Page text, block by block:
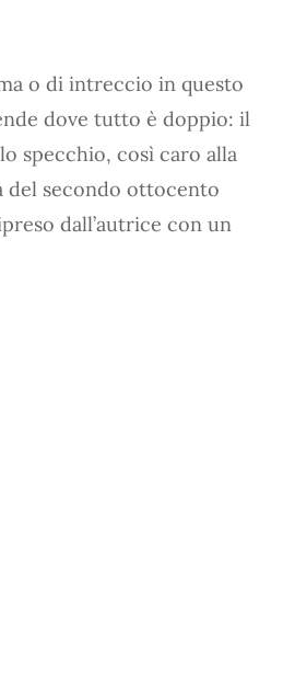
o di intreccio in questo
dove tutto è doppio: il
specchio, così caro alla
del secondo ottocento
dall’autrice con un